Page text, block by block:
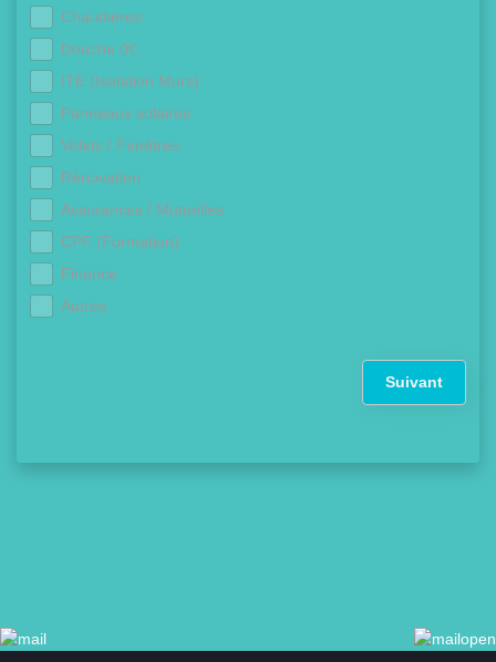
Chaudières
Douche 0€
ITE (Isolation Murs)
Panneaux solaires
Volets / Fenêtres
Rénovation
Assurances / Mutuelles
CPF (Formation)
Finance
Autres
Suivant